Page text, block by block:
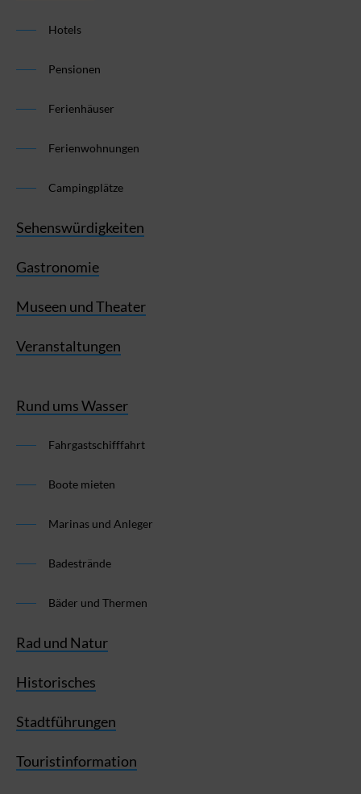
Hotels
Pensionen
Ferienhäuser
Ferienwohnungen
Campingplätze
Sehenswürdigkeiten
Gastronomie
Museen und Theater
Veranstaltungen
Rund ums Wasser
Fahrgastschifffahrt
Boote mieten
Marinas und Anleger
Badestrände
Bäder und Thermen
Rad und Natur
Historisches
Stadtführungen
Touristinformation